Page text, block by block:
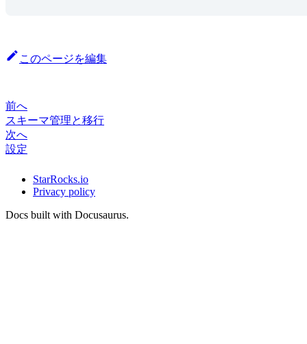
このページを編集
前へ
スキーマ管理と移行
次へ
設定
StarRocks.io
Privacy policy
Docs built with Docusaurus.